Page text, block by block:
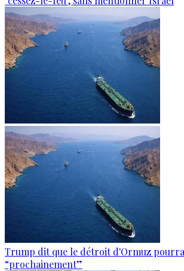
Trump dit que le détroit d'Ormuz
“prochainement”